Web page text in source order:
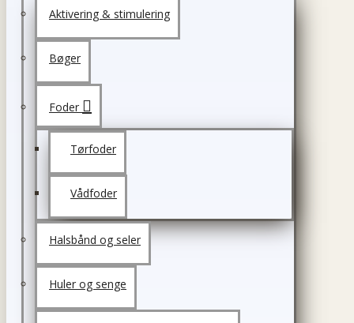
Aktivering & stimulering
Bøger
Foder
Tørfoder
Vådfoder
Halsbånd og seler
Huler og senge